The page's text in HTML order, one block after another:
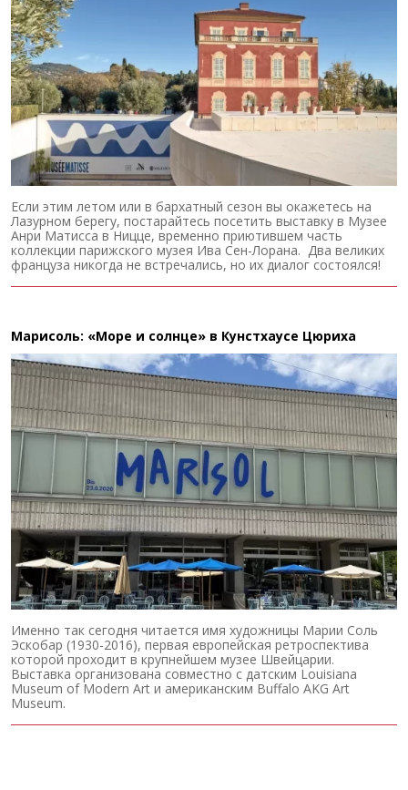
Если этим летом или в бархатный сезон вы окажетесь на
Лазурном берегу, постарайтесь посетить выставку в Музее
Анри Матисса в Ницце, временно приютившем часть
коллекции парижского музея Ива Сен-Лорана. Два великих
француза никогда не встречались, но их диалог состоялся!
Марисоль: «Море и солнце» в Кунстхаусе Цюриха
Именно так сегодня читается имя художницы Марии Соль
Эскобар (1930-2016), первая европейская ретроспектива
которой проходит в крупнейшем музее Швейцарии.
Выставка организована совместно с датским Louisiana
Museum of Modern Art и американским Buffalo AKG Art
Museum.